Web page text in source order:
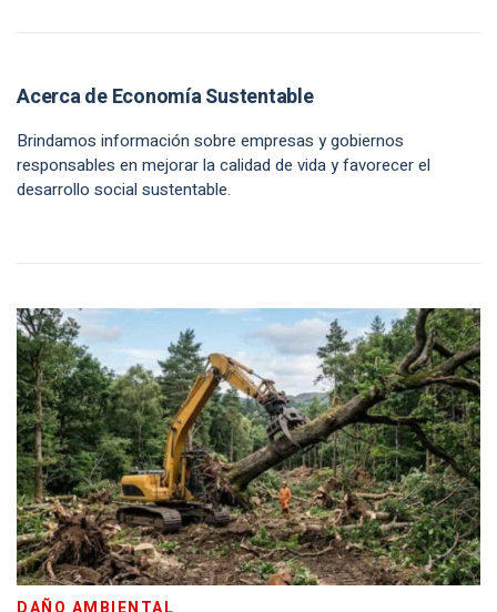
Acerca de Economía Sustentable
Brindamos información sobre empresas y gobiernos
responsables en mejorar la calidad de vida y favorecer el
desarrollo social sustentable.